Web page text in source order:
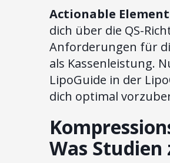
Actionable
dich über die QS-
Anforderungen für
als Kassenleistung.
LipoGuide in der
dich optimal
Was Studien